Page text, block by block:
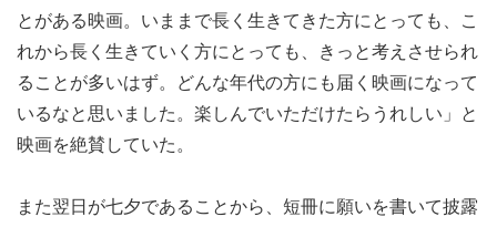
とがある映画。いままで長く生きてきた方にとっても、こ
れから長く生きていく方にとっても、きっと考えさせられ
ることが多いはず。どんな年代の方にも届く映画になって
いるなと思いました。楽しんでいただけたらうれしい」と
映画を絶賛していた。
また翌日が七夕であることから、短冊に願いを書いて披露